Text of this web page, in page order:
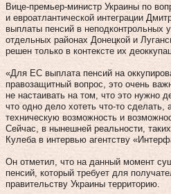
Вице-премьер-министр Украины по
и евроатлантической интеграции
выплаты пенсий в неподконтрольных
отдельных районах Донецкой и
решен только в контексте их
«Для ЕС выплата пенсий на
правозащитный вопрос, это очень
не настаивать на том, что это нужно
что одно дело хотеть что-то
техническую возможность и
Сейчас, в нынешней реальности,
Кулеба в интервью агентству
Он отметил, что на данный момент
пенсий, который требует для
правительству Украины территорию.